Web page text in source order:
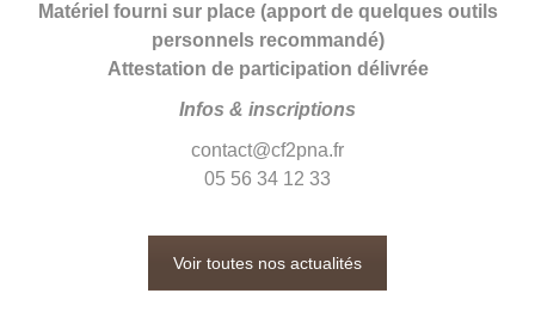
Matériel fourni sur place (apport de quelques outils
personnels recommandé)
Attestation de participation délivrée
Infos & inscriptions
contact@cf2pna.fr
05 56 34 12 33
Voir toutes nos actualités